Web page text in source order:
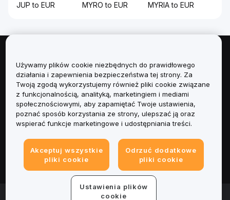
JUP to EUR MYRO to EUR MYRIA to EUR
Informacje
Usługi
Obsługa Klienta
Informacje prawne
© 2025-2026 Bybit.eu. Wszystkie prawa zastrzeżone.
Używamy plików cookie niezbędnych do prawidłowego
działania i zapewnienia bezpieczeństwa tej strony. Za
Twoją zgodą wykorzystujemy również pliki cookie związane
z funkcjonalnością, analityką, marketingiem i mediami
społecznościowymi, aby zapamiętać Twoje ustawienia,
poznać sposób korzystania ze strony, ulepszać ją oraz
wspierać funkcje marketingowe i udostępniania treści.
Akceptuj wszystkie
pliki cookie
Odrzuć dodatkowe
pliki cookie
Ustawienia plików
cookie